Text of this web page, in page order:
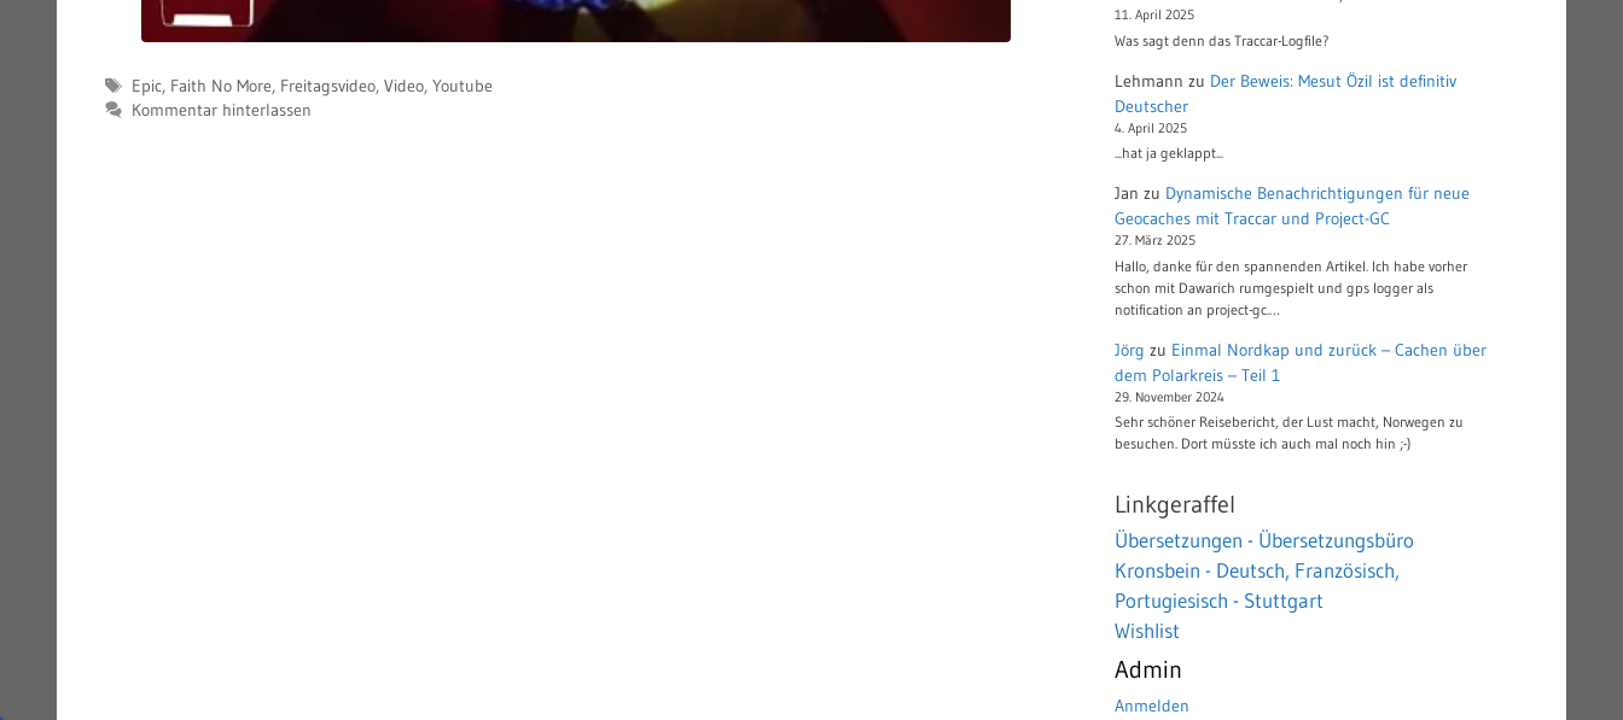
Schlagwörter
Epic, Faith No More, Freitagsvideo, Video, Youtube
Kommentar hinterlassen
11. April 2025
Was sagt denn das Traccar-Logfile?
Lehmann zu Der Beweis: Mesut Özil ist definitiv
Deutscher
4. April 2025
...hat ja geklappt...
Jan zu Dynamische Benachrichtigungen für neue
Geocaches mit Traccar und Project-GC
27. März 2025
Hallo, danke für den spannenden Artikel. Ich habe vorher
schon mit Dawarich rumgespielt und gps logger als
notification an project-gc.…
Jörg zu Einmal Nordkap und zurück – Cachen über
dem Polarkreis – Teil 1
29. November 2024
Sehr schöner Reisebericht, der Lust macht, Norwegen zu
besuchen. Dort müsste ich auch mal noch hin ;-)
Linkgeraffel
Übersetzungen - Übersetzungsbüro
Kronsbein - Deutsch, Französisch,
Portugiesisch - Stuttgart
Wishlist
Admin
Anmelden